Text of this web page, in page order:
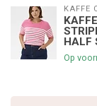
KAFFE
HALF
Op